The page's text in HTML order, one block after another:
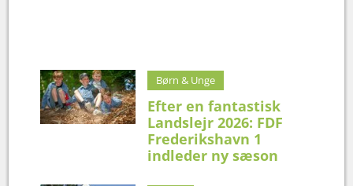
Børn & Unge
Efter en fantastisk
Landslejr 2026: FDF
Frederikshavn 1
indleder ny sæson